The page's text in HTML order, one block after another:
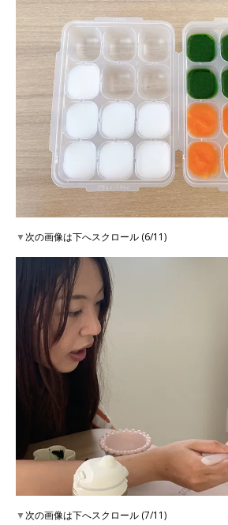
▼次の画像は下へスクロール (6/11)
▼次の画像は下へスクロール (7/11)